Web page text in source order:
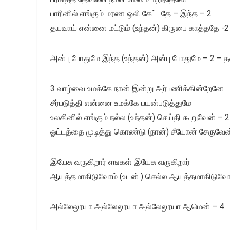
பாரினில் எங்கும் மரண ஒலி கேட்டதே – இந்த – 2
தயவாய் என்னை மட்டும் (உந்தன்) கிருபை காத்ததே -2
அன்பு போதுமே இந்த (உந்தன்) அன்பு போதுமே – 2 –
3 வாழ்வை உமக்கே நான் இன்று அர்பணிக்கின்றேனே
சீர்படுத்தி என்னை உமக்கே பயன்படுத்துமே
உலகினில் எங்கும் நல்ல (உந்தன்) செய்தி கூறுவேன் – 2
ஓட்டத்தை முடித்து கொண்டு (நான்) சீயோன்
இயேசு வருகிறார் எஙகள் இயேசு வருகிறார்
ஆயத்தமாகிடுவோம் (உடன் ) செல்ல
அல்லேலூயா அல்லேலூயா அல்லேலூயா ஆமென் – 4